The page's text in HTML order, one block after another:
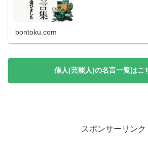
bontoku.com
偉人(芸能人)の名言一覧はこ
スポンサーリンク